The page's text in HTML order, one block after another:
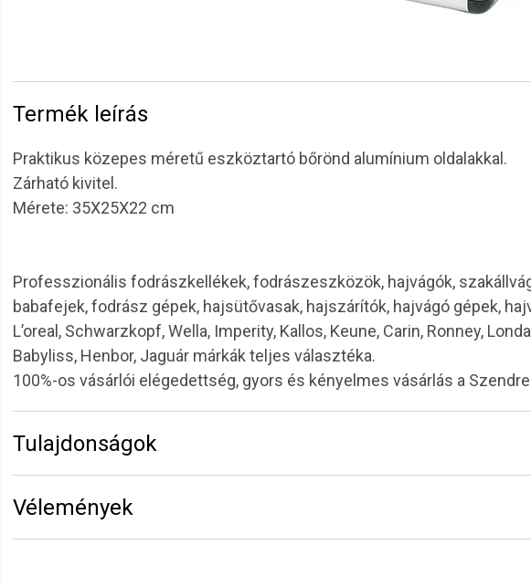
Termék leírás
Praktikus közepes méretű eszköztartó bőrönd alumínium oldalakkal.
Zárható kivitel.
Mérete: 35X25X22 cm
Professzionális fodrászkellékek, fodrászeszközök, hajvágók,
babafejek, fodrász gépek, hajsütővasak, hajszárítók, hajvágó gépek,
L’oreal, Schwarzkopf, Wella, Imperity, Kallos, Keune, Carin, Ronney,
Babyliss, Henbor, Jaguár márkák teljes választéka.
100%-os vásárlói elégedettség, gyors és kényelmes vásárlás a
Tulajdonságok
Vélemények